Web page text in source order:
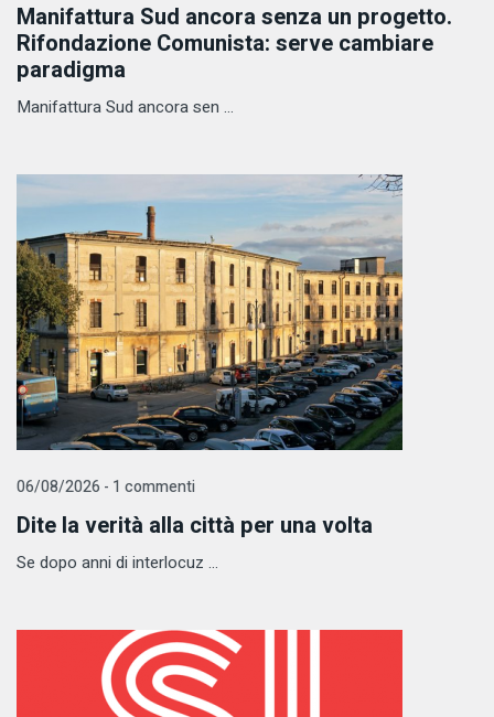
Manifattura Sud ancora senza un progetto.
Rifondazione Comunista: serve cambiare
paradigma
Manifattura Sud ancora sen ...
06/08/2026 - 1 commenti
Dite la verità alla città per una volta
Se dopo anni di interlocuz ...